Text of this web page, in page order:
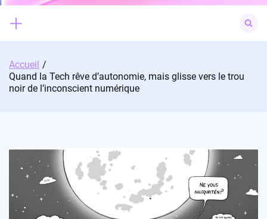
for:
Accueil
Quand la Tech rêve d’autonomie, mais glisse vers le trou
noir de l’inconscient numérique